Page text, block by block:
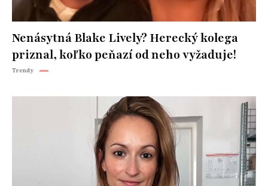
Nenásytná Blake Lively? Herecký kolega
priznal, koľko peňazí od neho vyžaduje!
Trendy